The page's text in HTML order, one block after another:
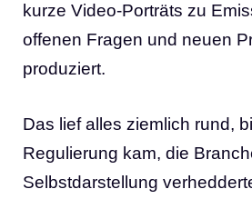
kurze Video-Porträts zu
offenen Fragen und neuen
produziert.
Das lief alles ziemlich rund,
Regulierung kam, die
Selbstdarstellung